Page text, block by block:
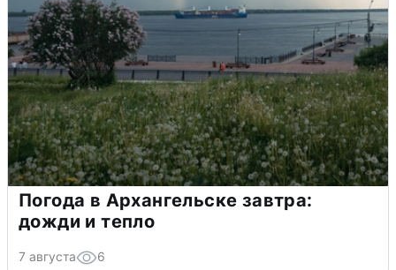
Погода в Архангельске завтра:
дожди и тепло
7 августа 6